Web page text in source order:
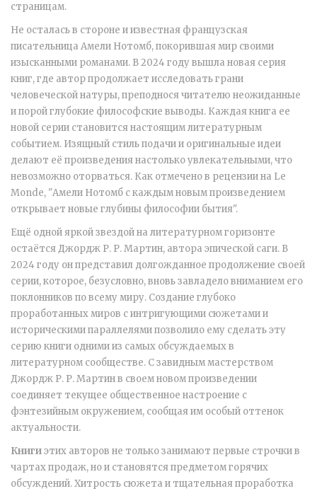
страницам.
Не осталась в стороне и известная французская
писательница Амели Нотомб, покорившая мир своими
изысканными романами. В 2024 году вышла новая серия
книг, где автор продолжает исследовать грани
человеческой натуры, преподнося читателю неожиданные
и порой глубокие философские выводы. Каждая книга ее
новой серии становится настоящим литературным
событием. Изящный стиль подачи и оригинальные идеи
делают её произведения настолько увлекательными, что
невозможно оторваться. Как отмечено в рецензии на Le
Monde, "Амели Нотомб с каждым новым произведением
открывает новые глубины философии бытия".
Ещё одной яркой звездой на литературном горизонте
остаётся Джордж Р. Р. Мартин, автора эпической саги. В
2024 году он представил долгожданное продолжение своей
серии, которое, безусловно, вновь завладело вниманием его
поклонников по всему миру. Создание глубоко
проработанных миров с интригующими сюжетами и
историческими параллелями позволило ему сделать эту
серию книги одними из самых обсуждаемых в
литературном сообществе. С завидным мастерством
Джордж Р. Р. Мартин в своем новом произведении
соединяет текущее общественное настроение с
фэнтезийным окружением, сообщая им особый оттенок
актуальности.
Книгиэтих авторов не только занимают первые строчки в
чартах продаж, но и становятся предметом горячих
обсуждений. Хитрость сюжета и тщательная проработка